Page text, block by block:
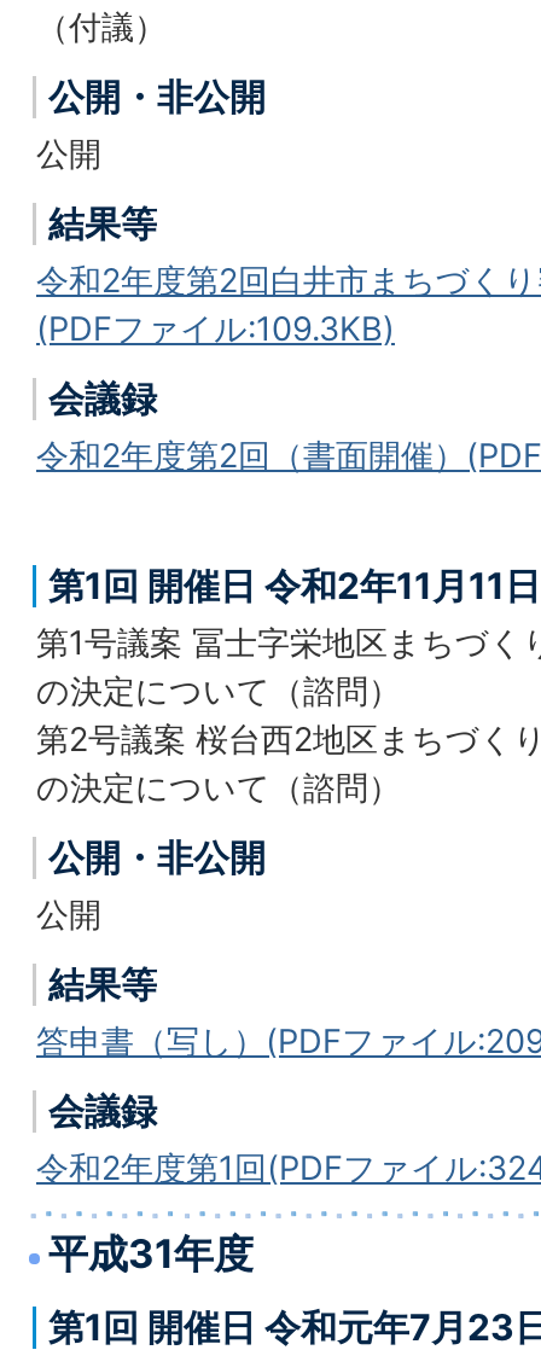
（付議）
公開・非公開
公開
結果等
令和2年度第2回白井市まちづく
(PDFファイル:109.3KB)
会議録
令和2年度第2回（書面開催）
第1回 開催日 令和2年11月11日
第1号議案 冨士字栄地区まちづく
の決定について（諮問）
第2号議案 桜台西2地区まちづく
の決定について（諮問）
公開・非公開
公開
結果等
答申書（写し）(PDFファイル
会議録
令和2年度第1回(PDFファイル
平成31年度
第1回 開催日 令和元年7月23